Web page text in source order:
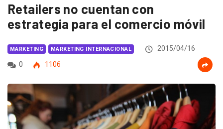
Retailers no cuentan con
estrategia para el comercio móvil
MARKETING MARKETING INTERNACIONAL
2015/04/16
0
1106